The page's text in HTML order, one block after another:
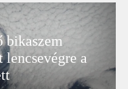
bikaszem
a